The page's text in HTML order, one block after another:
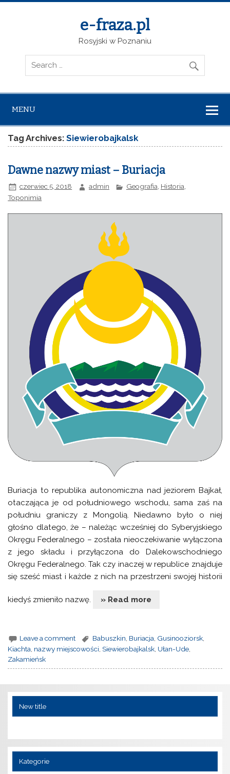
e-fraza.pl
Rosyjski w Poznaniu
MENU
Tag Archives:Siewierobajkalsk
Dawne nazwy miast – Buriacja
czerwiec 5, 2018 admin Geografia, Historia,
Toponimia
Buriacja to republika autonomiczna nad jeziorem Bajkał,
otaczająca je od południowego wschodu, sama zaś na
południu graniczy z Mongolią. Niedawno było o niej
głośno dlatego, że – należąc wcześniej do Syberyjskiego
Okręgu Federalnego – została nieoczekiwanie wyłączona
z jego składu i przyłączona do Dalekowschodniego
Okręgu Federalnego. Tak czy inaczej w republice znajduje
się sześć miast i każde z nich na przestrzeni swojej historii
kiedyś zmieniło nazwę. » Read more
Leave a comment Babuszkin Buriacja Gusinooziorsk
Kiachta nazwy miejscowości ,Siewierobajkalsk Ułan-Ude
Zakamieńsk
New title
Kategorie